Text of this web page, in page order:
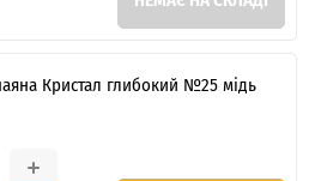
Кристал глибокий №25 мідь